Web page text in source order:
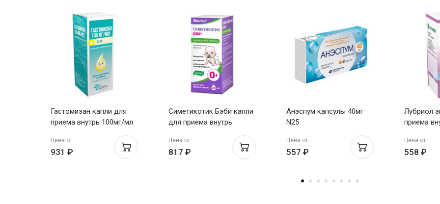
Гастомизан капли для
приема внутрь 100мг/мл
Цена от
931 ₽
Симетикотик Бэби капли
для приема внутрь
Цена от
817 ₽
Анэспум капсулы 40мг
N25
Цена от
557 ₽
Лубриол
приема
Цена от
558 ₽